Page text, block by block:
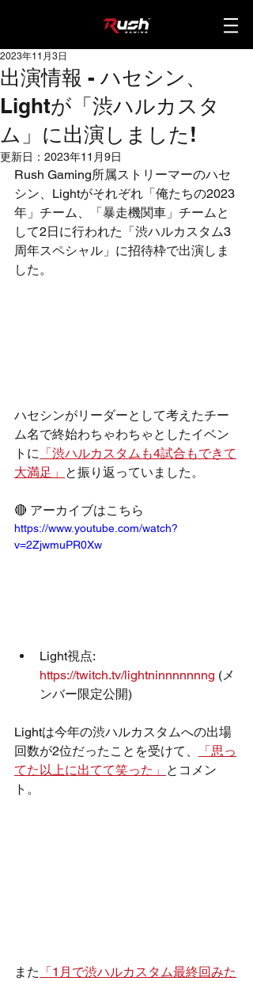
出演情報 - ハセシン、
Lightが「渋ハルカスタ
ム」に出演しました!
2023年11月3日
更新日： 2023年11月9日
Rush Gaming所属ストリーマーのハセ
シン、Lightがそれぞれ「俺たちの2023
年」チーム、「暴走機関車」チームと
して2日に行われた「渋ハルカスタム3
周年スペシャル」に招待枠で出演しま
した。
ハセシンがリーダーとして考えたチー
ム名で終始わちゃわちゃとしたイベン
トに 「渋ハルカスタムも4試合もできて
大満足」 と振り返っていました。
🔴 アーカイブはこちら
https://www.youtube.com/watch?
v=2ZjwmuPR0Xw
Light視点:
https://twitch.tv/lightninnnnnnng (メ
ンバー限定公開)
Lightは今年の渋ハルカスタムへの出場
回数が2位だったことを受けて、
「思っ
てた以上に出てて笑った」 とコメン
ト。
また 「1月で渋ハルカスタム最終回みた